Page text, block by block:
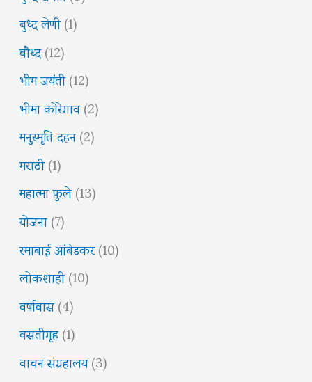
बुध्द लेणी(1)
बौध्द(12)
भीम जयंती(12)
भीमा कोरेगाव(2)
मनुस्मृति दहन(2)
मराठी(1)
महात्मा फुले(13)
योजना(7)
रमाबाई आंबेडकर(10)
लोकशाही(10)
वर्षावास(4)
वसतीगृह(1)
वाचन संग्रहालय(3)